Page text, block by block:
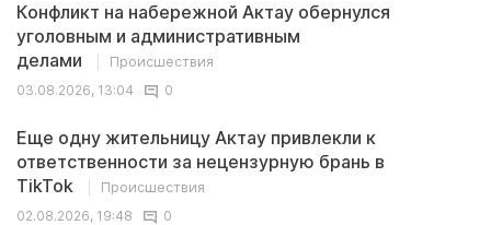
Конфликт на набережной Актау обернулся
уголовным и административным
делами
Происшествия
03.08.2026, 13:04
0
Еще одну жительницу Актау привлекли к
ответственности за нецензурную брань в
TikTok
Происшествия
02.08.2026, 19:48
0